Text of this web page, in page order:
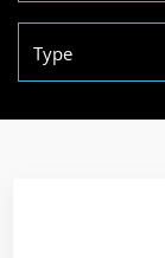
Type